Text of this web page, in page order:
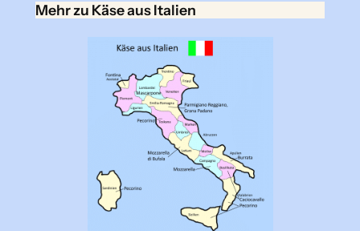
Mehr zu Käse aus Italien